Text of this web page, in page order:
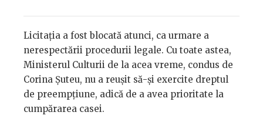
Licitația a fost blocată atunci, ca urmare a
nerespectării procedurii legale. Cu toate astea,
Ministerul Culturii de la acea vreme, condus de
Corina Șuteu, nu a reușit să-și exercite dreptul
de preempțiune, adică de a avea prioritate la
cumpărarea casei.